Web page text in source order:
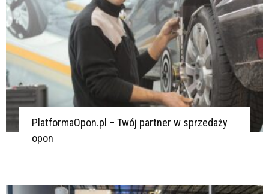
PlatformaOpon.pl – Twój partner w sprzedaży
opon